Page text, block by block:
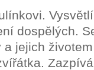
dospělých.
jejich